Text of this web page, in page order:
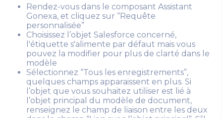
Rendez-vous dans le composant Assistant
Gonexa, et cliquez sur “Requête
personnalisée”
Choisissez l’objet Salesforce concerné,
l'étiquette s'alimente par défaut mais vous
pouvez la modifier pour plus de clarté dans le
modèle
Sélectionnez “Tous les enregistrements”,
quelques champs apparaissent en plus. Si
l’objet que vous souhaitez utiliser est lié à
l’objet principal du modèle de document,
renseignez le champ de liaison entre les deux